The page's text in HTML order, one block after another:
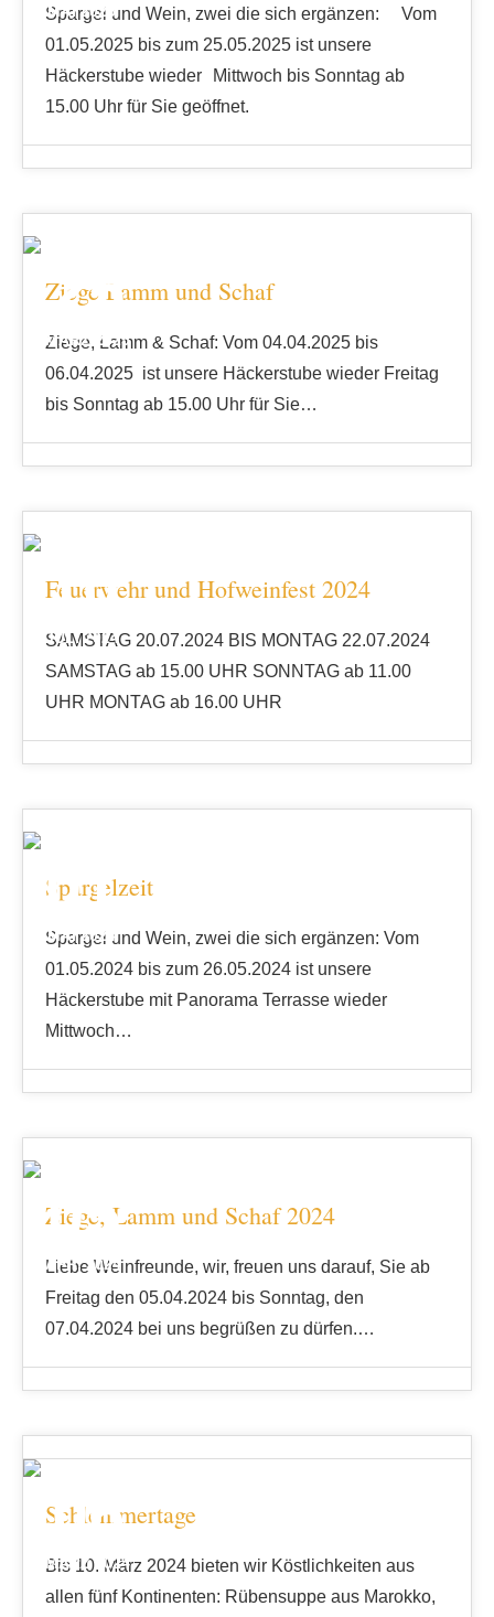
MAI 2025
Spargel und Wein, zwei die sich ergänzen: Vom
01.05.2025 bis zum 25.05.2025 ist unsere
Häckerstube wieder Mittwoch bis Sonntag ab
15.00 Uhr für Sie geöffnet.
25
MÄRZ 2025
Ziege Lamm und Schaf
Ziege, Lamm & Schaf: Vom 04.04.2025 bis
06.04.2025 ist unsere Häckerstube wieder Freitag
bis Sonntag ab 15.00 Uhr für Sie…
10
JULI 2024
Feuerwehr und Hofweinfest 2024
SAMSTAG 20.07.2024 BIS MONTAG 22.07.2024
SAMSTAG ab 15.00 UHR SONNTAG ab 11.00
UHR MONTAG ab 16.00 UHR
01
MAI 2024
Spargelzeit
Spargel und Wein, zwei die sich ergänzen: Vom
01.05.2024 bis zum 26.05.2024 ist unsere
Häckerstube mit Panorama Terrasse wieder
Mittwoch…
05
APR. 2024
Ziege, Lamm und Schaf 2024
Liebe Weinfreunde, wir, freuen uns darauf, Sie ab
Freitag den 05.04.2024 bis Sonntag, den
07.04.2024 bei uns begrüßen zu dürfen.…
06
MÄRZ 2024
Schlemmertage
Bis 10. März 2024 bieten wir Köstlichkeiten aus
allen fünf Kontinenten: Rübensuppe aus Marokko,